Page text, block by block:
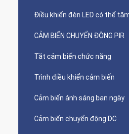
Điều khiển đèn LED có thể
CẢM BIẾN CHUYỂN ĐỘNG PIR
Tắt cảm biến chức năng
Trình điều khiển cảm biến
Cảm biến ánh sáng ban ngày
Cảm biến chuyển động DC